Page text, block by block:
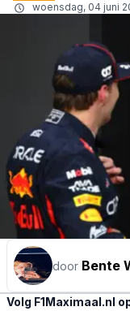
woensdag, 04 juni
door Bente
Volg F1Maximaal.nl